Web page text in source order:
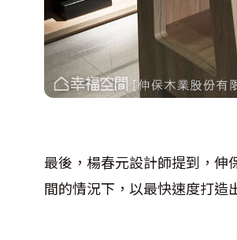
最後，楊春元設計師提到，伸
間的情況下，以最快速度打造